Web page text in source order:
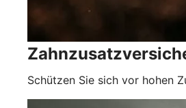
Schützen Sie sich vor hohen